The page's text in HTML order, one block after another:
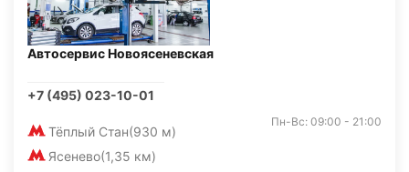
Автосервис Новоясеневская
+7 (495) 023-10-01
Тёплый Стан(930 м)
Ясенево(1,35 км)
Пн-Вс: 09:00 - 21:00